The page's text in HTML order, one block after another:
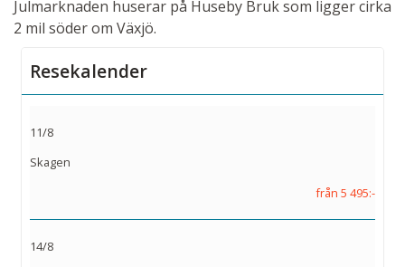
Julmarknaden huserar på Huseby Bruk som ligger cirka
2 mil söder om Växjö.
Resekalender
11/8
Skagen
från 5 495:-
14/8